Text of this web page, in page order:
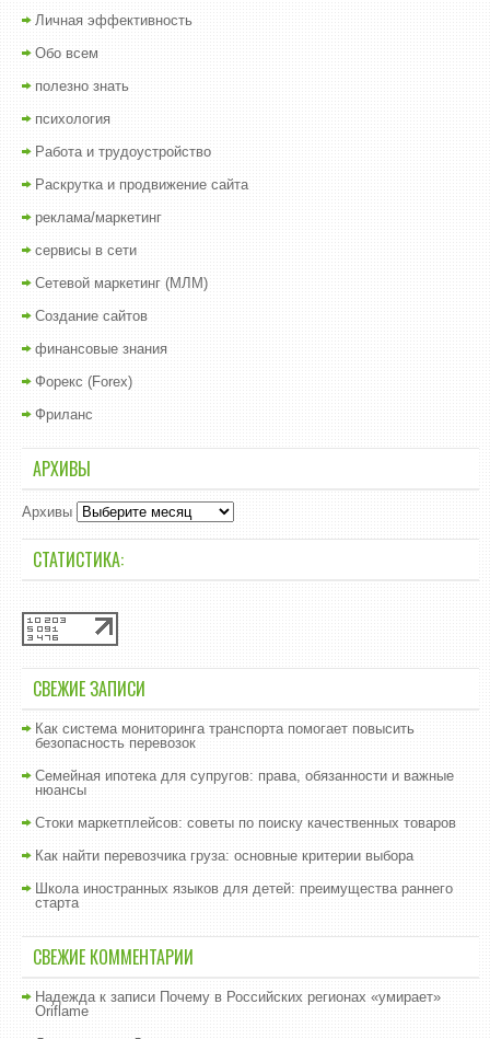
Личная эффективность
Обо всем
полезно знать
психология
Работа и трудоустройство
Раскрутка и продвижение сайта
реклама/маркетинг
сервисы в сети
Сетевой маркетинг (МЛМ)
Создание сайтов
финансовые знания
Форекс (Forex)
Фриланс
АРХИВЫ
Архивы
СТАТИСТИКА:
СВЕЖИЕ ЗАПИСИ
Как система мониторинга транспорта помогает повысить
безопасность перевозок
Семейная ипотека для супругов: права, обязанности и важные
нюансы
Стоки маркетплейсов: советы по поиску качественных товаров
Как найти перевозчика груза: основные критерии выбора
Школа иностранных языков для детей: преимущества раннего
старта
СВЕЖИЕ КОММЕНТАРИИ
Надеждак записи Почему в Российских регионах «умирает»
Oriflame